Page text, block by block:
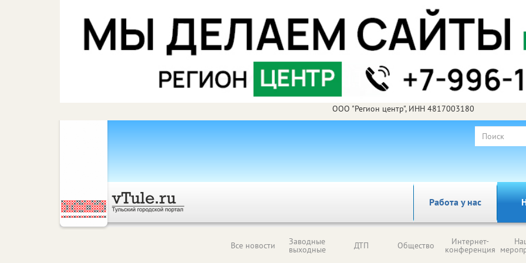
ООО "Регион центр", ИНН 4817003180
Работа у нас
Все новости Заводные
выходные ДТП Общество Интернет-
конференция